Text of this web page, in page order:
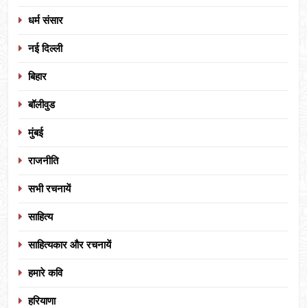
धर्म संसार
नई दिल्ली
बिहार
बॉलीवुड
मुंबई
राजनीति
सभी रचनायें
साहित्य
साहित्यकार और रचनायें
हमारे कवि
हरियाणा